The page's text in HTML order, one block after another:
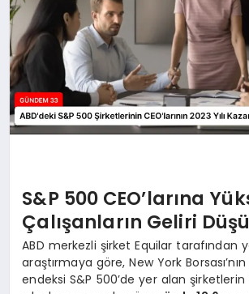
S&P 500 CEO’larına
Çalışanların Geliri
ABD merkezli şirket Equilar tarafından
araştırmaya göre, New York
endeksi S&P 500’de yer alan şirketlerin